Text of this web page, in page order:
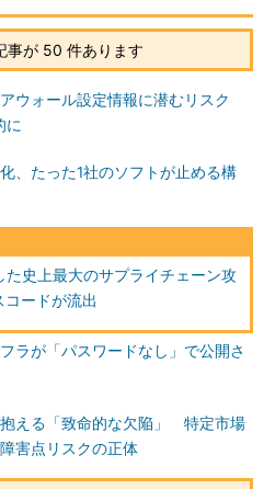
事が 50 件あります
ウォール設定情報に潜むリスク
に
、たった1社のソフトが止める構
た史上最大のサプライチェーン攻
ードが流出
ラが「パスワードなし」で公開さ
える「致命的な欠陥」 特定市場
害点リスクの正体